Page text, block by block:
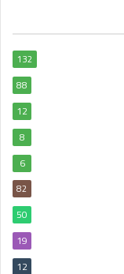
132
88
12
8
6
82
50
19
12